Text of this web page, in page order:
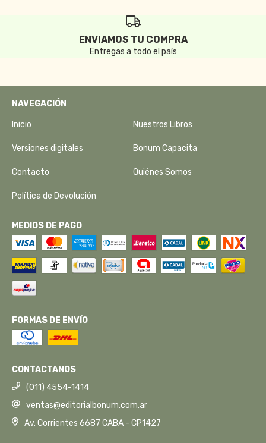
ENVIAMOS TU COMPRA
Entregas a todo el país
NAVEGACIÓN
Inicio Nuestros Libros
Versiones digitales Bonum Capacita
Contacto Quiénes Somos
Política de Devolución
MEDIOS DE PAGO
FORMAS DE ENVÍO
CONTACTANOS
(011) 4554-1414
ventas@editorialbonum.com.ar
Av. Corrientes 6687 CABA - CP1427